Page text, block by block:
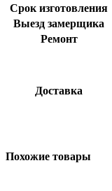
Срок изготовления
Выезд замерщика
Ремонт
Доставка
Похожие товары